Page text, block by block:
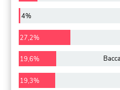
4%
27,2%
19,6%
19,3%